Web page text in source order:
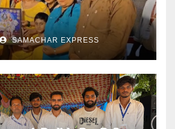
SAMACHAR EXPRESS